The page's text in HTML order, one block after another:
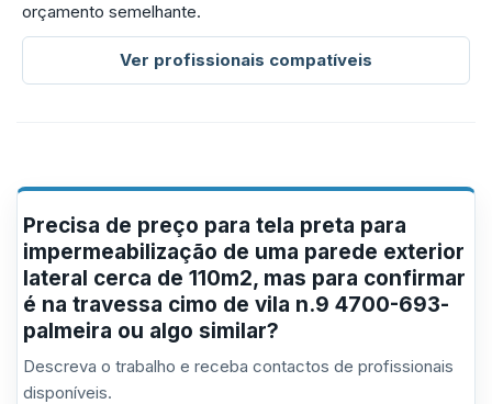
orçamento semelhante.
Ver profissionais compatíveis
Precisa de preço para tela preta para
impermeabilização de uma parede exterior
lateral cerca de 110m2, mas para confirmar
é na travessa cimo de vila n.9 4700-693-
palmeira ou algo similar?
Descreva o trabalho e receba contactos de profissionais
disponíveis.